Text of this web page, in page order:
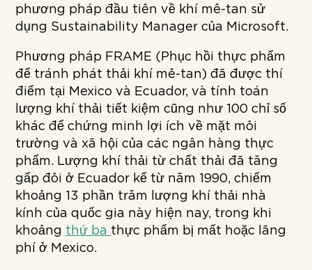
phương pháp đầu tiên về khí mê-tan sử
dụng Sustainability Manager của Microsoft.
Phương pháp FRAME (Phục hồi thực phẩm
để tránh phát thải khí mê-tan) đã được thí
điểm tại Mexico và Ecuador, và tính toán
lượng khí thải tiết kiệm cũng như 100 chỉ số
khác để chứng minh lợi ích về mặt môi
trường và xã hội của các ngân hàng thực
phẩm. Lượng khí thải từ chất thải đã tăng
gấp đôi ở Ecuador kể từ năm 1990, chiếm
khoảng 13 phần trăm lượng khí thải nhà
kính của quốc gia này hiện nay, trong khi
khoảng thứ ba thực phẩm bị mất hoặc lãng
phí ở Mexico.